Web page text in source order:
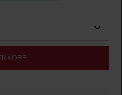
Wert ein